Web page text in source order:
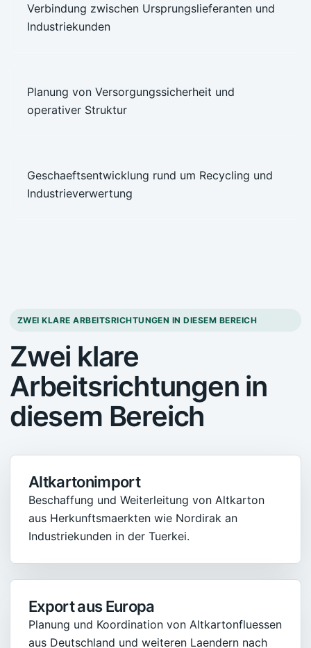
Verbindung zwischen Ursprungslieferanten und
Industriekunden
Planung von Versorgungssicherheit und
operativer Struktur
Geschaeftsentwicklung rund um Recycling und
Industrieverwertung
ZWEI KLARE ARBEITSRICHTUNGEN IN DIESEM BEREICH
Zwei klare
Arbeitsrichtungen in
diesem Bereich
Altkartonimport
Beschaffung und Weiterleitung von Altkarton
aus Herkunftsmaerkten wie Nordirak an
Industriekunden in der Tuerkei.
Export aus Europa
Planung und Koordination von Altkartonfluessen
aus Deutschland und weiteren Laendern nach